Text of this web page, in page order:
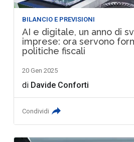
BILANCIO E PREVISIONI
AI e digitale, un anno di
imprese: ora servono
politiche fiscali
20 Gen 2025
di Davide Conforti
Condividi